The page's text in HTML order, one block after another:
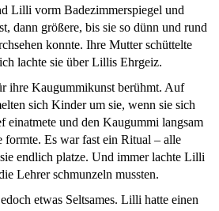
Lilli vorm Badezimmerspiegel und
dann größere, bis sie so dünn und rund
konnte. Ihre Mutter schüttelte
lachte sie über Lillis Ehrgeiz.
ihre Kaugummikunst berühmt. Auf
sich Kinder um sie, wenn sie sich
einatmete und den Kaugummi langsam
formte. Es war fast ein Ritual – alle
endlich platze. Und immer lachte Lilli
Lehrer schmunzeln mussten.
etwas Seltsames. Lilli hatte einen